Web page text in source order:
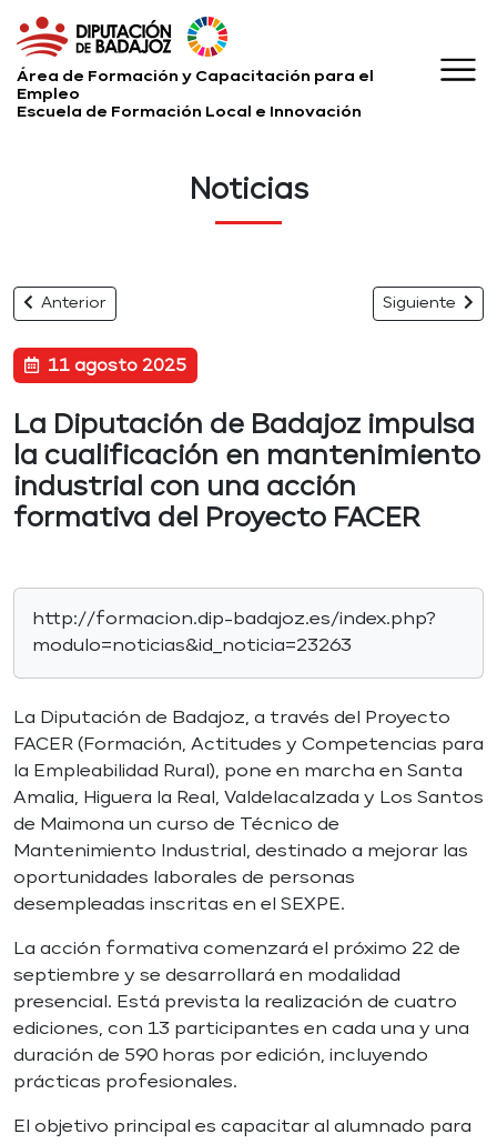
Área de Formación y Capacitación para el
Empleo
Escuela de Formación Local e Innovación
Noticias
Anterior Siguiente
11 agosto 2025
La Diputación de Badajoz impulsa
la cualificación en mantenimiento
industrial con una acción
formativa del Proyecto FACER
http://formacion.dip-badajoz.es/index.php?
modulo=noticias&id_noticia=23263
La Diputación de Badajoz, a través del Proyecto
FACER (Formación, Actitudes y Competencias para
la Empleabilidad Rural), pone en marcha en Santa
Amalia, Higuera la Real, Valdelacalzada y Los Santos
de Maimona un curso de Técnico de
Mantenimiento Industrial, destinado a mejorar las
oportunidades laborales de personas
desempleadas inscritas en el SEXPE.
La acción formativa comenzará el próximo 22 de
septiembre y se desarrollará en modalidad
presencial. Está prevista la realización de cuatro
ediciones, con 13 participantes en cada una y una
duración de 590 horas por edición, incluyendo
prácticas profesionales.
El objetivo principal es capacitar al alumnado para